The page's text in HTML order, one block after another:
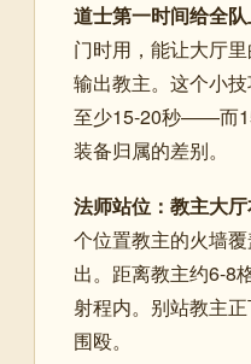
道士第一时间给全队
门时用，能让大厅
输出教主。这个小
至少15-20秒——而
装备归属的差别。
法师站位：教主大厅
个位置教主的火墙
出。距离教主约6-8
射程内。别站教主
围殴。